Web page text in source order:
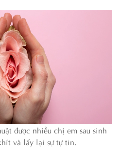
được nhiều chị em sau sinh
và lấy lại sự tự tin.